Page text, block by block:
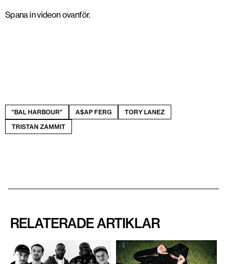
Spana in videon ovanför.
"BAL HARBOUR" A$AP FERG
TORY LANEZ
TRISTAN ZAMMIT
RELATERADE ARTIKLAR